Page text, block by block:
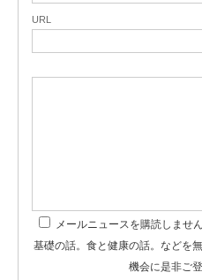
URL
メールニュースを購読しま
基礎の話。食と健康の話。などを
機会に是非ご